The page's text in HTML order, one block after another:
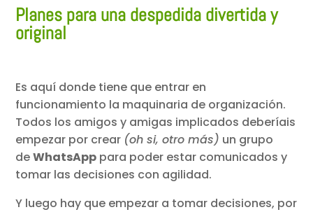
Planes para una despedida divertida y
original
Es aquí donde tiene que entrar en
funcionamiento la maquinaria de organización.
Todos los amigos y amigas implicados deberíais
empezar por crear (oh si, otro más) un grupo
deWhatsApp para poder estar comunicados y
tomar las decisiones con agilidad.
Y luego hay que empezar a tomar decisiones, por